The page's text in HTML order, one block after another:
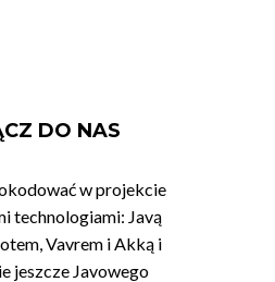
DO NAS
w projekcie
technologiami: Javą
Vavrem i Akką i
jeszcze Javowego